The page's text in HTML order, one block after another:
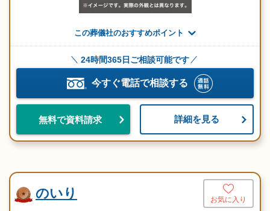
この葬儀社のおすすめポイント
24時間365日ご相談可能です
今すぐ電話で相談する
無料で資料請求 詳細を見る
のいり お気に入り